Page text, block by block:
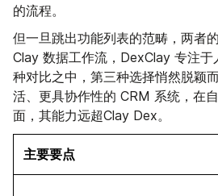
的流程。
但一旦跳出功能列表的范畴，两者
Clay 数据工作流，DexClay 专注于
种对比之中，第三种选择悄然脱颖
活、更具协作性的 CRM 系统，在
面，其能力远超Clay Dex。
主要要点